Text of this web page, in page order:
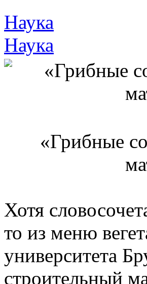
Наука
Наука
«Грибные
Хотя
то из меню
университета
строительный